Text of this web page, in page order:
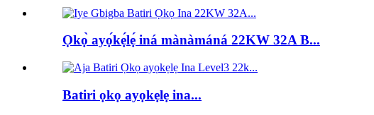
Ọkọ̀ ayọ́kẹ́lẹ́ iná mànàmáná 22KW 32A B...
Batiri ọkọ ayọkẹlẹ ina...